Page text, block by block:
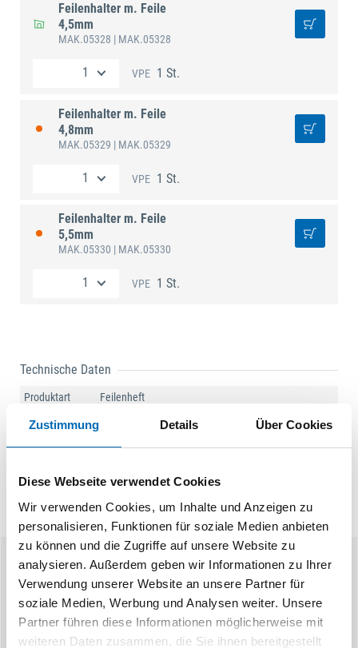
Zustimmung Details Über Cookies
Diese Webseite verwendet Cookies
Wir verwenden Cookies, um Inhalte und Anzeigen zu
personalisieren, Funktionen für soziale Medien anbieten
zu können und die Zugriffe auf unsere Website zu
analysieren. Außerdem geben wir Informationen zu Ihrer
Verwendung unserer Website an unsere Partner für
soziale Medien, Werbung und Analysen weiter. Unsere
Partner führen diese Informationen möglicherweise mit
weiteren Daten zusammen, die Sie ihnen bereitgestellt
Feilenhalter m. Feile
4,5mm
MAK.05328 | MAK.05328
VPE 1 St.
Feilenhalter m. Feile
4,8mm
MAK.05329 | MAK.05329
VPE 1 St.
Feilenhalter m. Feile
5,5mm
MAK.05330 | MAK.05330
VPE 1 St.
Technische Daten
Produktart Feilenheft
Ähnliche Produkte